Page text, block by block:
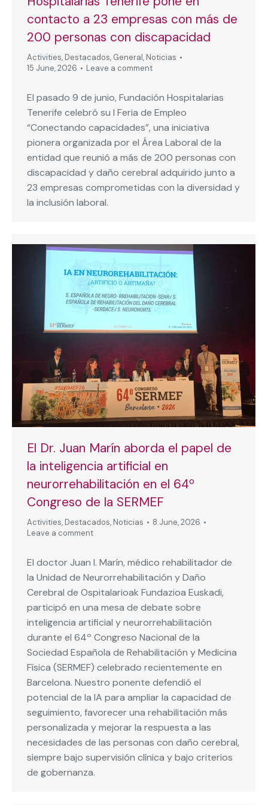
contacto a 23 empresas con más de
200 personas con discapacidad
Activities, Destacados, General, Noticias
15 June, 2026
Leave a comment
El pasado 9 de junio, Fundación Hospitalarias
Tenerife celebró su I Feria de Empleo
“Conectando capacidades”, una iniciativa
pionera organizada por el Área Laboral de la
entidad que reunió a más de 200 personas con
discapacidad y daño cerebral adquirido junto a
23 empresas comprometidas con la diversidad y
la inclusión laboral.
El Dr. Juan Marín aborda el papel de
la inteligencia artificial en
neurorrehabilitación en el 64º
Congreso de la SERMEF
Activities, Destacados, Noticias
8 June, 2026
Leave a comment
El doctor Juan I. Marín, médico rehabilitador de
la Unidad de Neurorrehabilitación y Daño
Cerebral de Ospitalarioak Fundazioa Euskadi,
participó en una mesa de debate sobre
inteligencia artificial y neurorrehabilitación
durante el 64º Congreso Nacional de la
Sociedad Española de Rehabilitación y Medicina
Física (SERMEF) celebrado recientemente en
Barcelona. Nuestro ponente defendió el
potencial de la IA para ampliar la capacidad de
seguimiento, favorecer una rehabilitación más
personalizada y mejorar la respuesta a las
necesidades de las personas con daño cerebral,
siempre bajo supervisión clínica y bajo criterios
de gobernanza.